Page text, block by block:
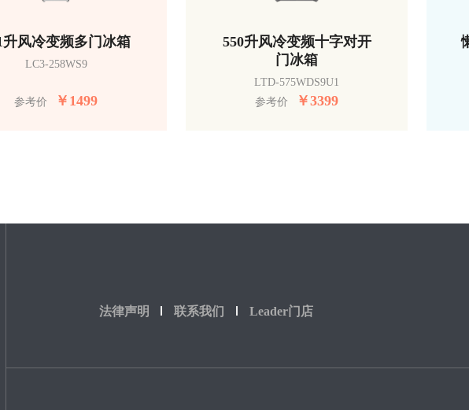
升风冷变频多门冰箱
LC3-258WS9
参考价 ￥ 1499
550升风冷变频十字对开
门冰箱
LTD-575WDS9U1
参考价
￥3399
法律声明 联系我们 Leader门店